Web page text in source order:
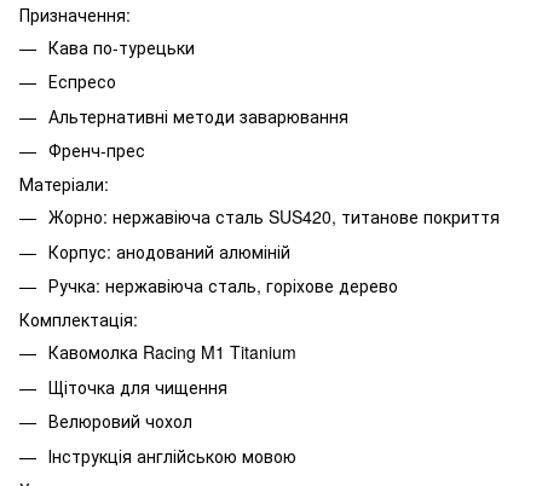
Призначення:
Кава по-турецьки
Еспресо
Альтернативні методи заварювання
Френч-прес
Матеріали:
Жорно: нержавіюча сталь SUS420, титанове покриття
Корпус: анодований алюміній
Ручка: нержавіюча сталь, горіхове дерево
Комплектація:
Кавомолка Racing M1 Titanium
Щіточка для чищення
Велюровий чохол
Інструкція англійською мовою